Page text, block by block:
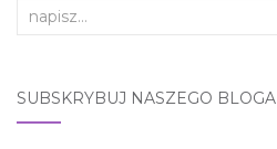
Search
SUBSKRYBUJ NASZEGO BLOGA